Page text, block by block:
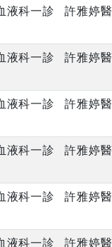
科一診 許雅婷
科一診 許雅婷
科一診 許雅婷
科一診 許雅婷
科一診 許雅婷
科一診 許雅婷